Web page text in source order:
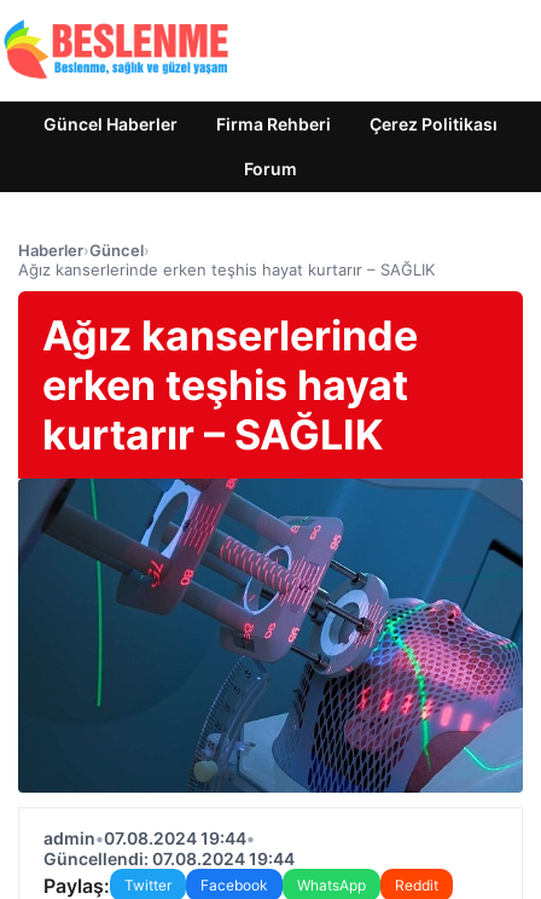
Güncel Haberler Firma Rehberi Çerez Politikası
Forum
Haberler›Güncel›
Ağız kanserlerinde erken teşhis hayat kurtarır – SAĞLIK
Ağız kanserlerinde
erken teşhis hayat
kurtarır – SAĞLIK
admin•07.08.2024 19:44•
Güncellendi: 07.08.2024 19:44
Paylaş: Twitter Facebook WhatsApp
Reddit